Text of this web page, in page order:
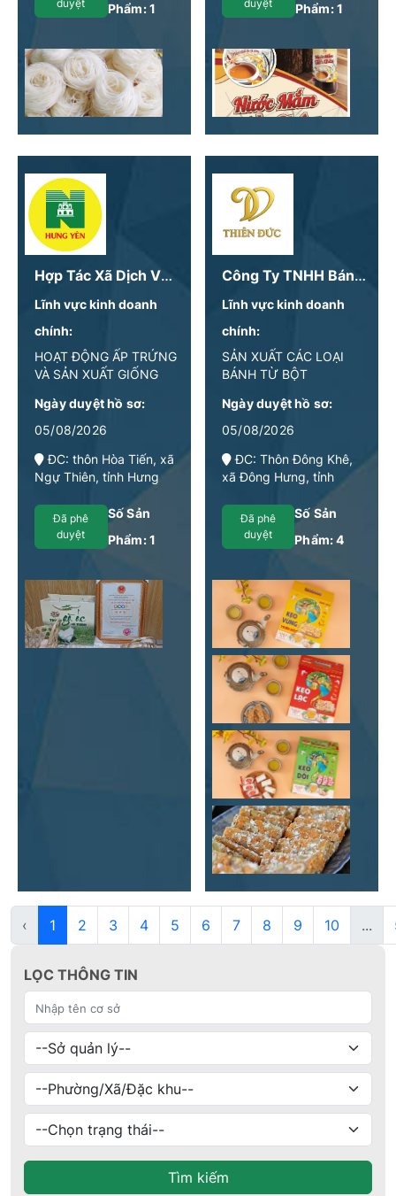
duyệt Phẩm:1 duyệt Phẩm:1
Hợp Tác Xã Dịch Vụ Nông Nghiệp Hà Thành
Lĩnh vực kinh doanh
chính:
HOẠT ĐỘNG ẤP TRỨNG
VÀ SẢN XUẤT GIỐNG
Ngày duyệt hồ sơ:
05/08/2026
ĐC: thôn Hòa Tiến, xã
Ngự Thiên, tỉnh Hưng
Đã phê
duyệt
Số Sản
Phẩm:1
Công Ty TNHH Bánh Kẹo Đặc Sản Thiên Đức
Lĩnh vực kinh doanh
chính:
SẢN XUẤT CÁC LOẠI
BÁNH TỪ BỘT
Ngày duyệt hồ sơ:
05/08/2026
ĐC: Thôn Đông Khê,
xã Đông Hưng, tỉnh
Đã phê
duyệt
Số Sản
Phẩm:4
‹ 1 2 3 4 5 6 7 8 9 10 ...
LỌC THÔNG TIN
Tìm kiếm